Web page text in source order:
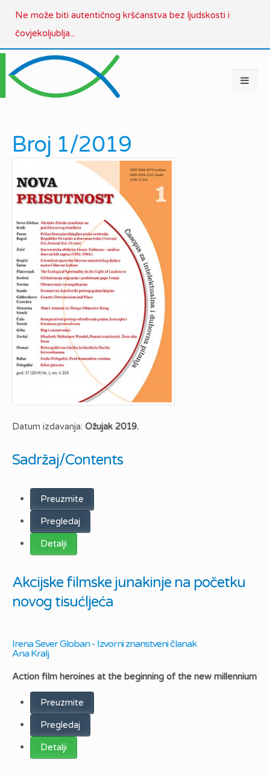
Ne može biti autentičnog kršćanstva bez ljudskosti i
čovjekoljublja...
Broj 1/2019
Datum izdavanja: Ožujak 2019.
Sadržaj/Contents
Preuzmite
Pregledaj
Detalji
Akcijske filmske junakinje na početku
novog tisućljeća
Irena Sever Globan - Izvorni znanstveni članak
Ana Kralj
Action film heroines at the beginning of the new millennium
Preuzmite
Pregledaj
Detalji